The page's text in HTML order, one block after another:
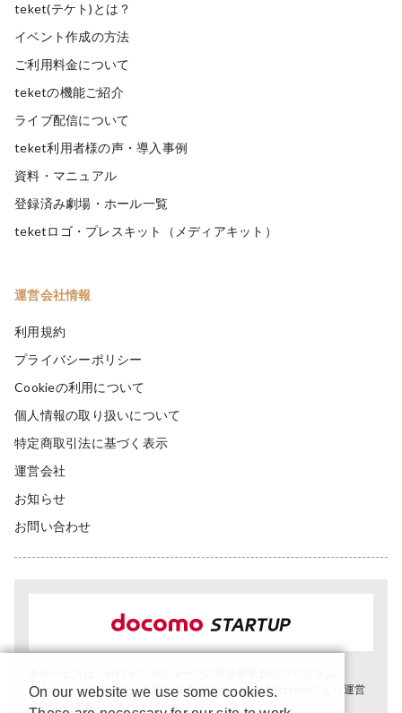
teket(テケト)とは？
イベント作成の方法
ご利用料金について
teketの機能ご紹介
ライブ配信について
teket利用者様の声・導入事例
資料・マニュアル
登録済み劇場・ホール一覧
teketロゴ・プレスキット（メディアキット）
運営会社情報
利用規約
プライバシーポリシー
Cookieの利用について
個人情報の取り扱いについて
特定商取引法に基づく表示
運営会社
お知らせ
お問い合わせ
「docomo STARTUP」を通じて企画され、株式会社teketにより運営
されています。
On our website we use some cookies.